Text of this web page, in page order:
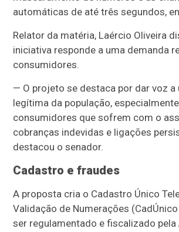
automáticas de até três segundos,
Relator da matéria, Laércio Oliveira
iniciativa responde a uma demanda
consumidores.
— O projeto se destaca por dar voz a
legítima da população,
consumidores que sofrem com o
cobranças indevidas e ligações
destacou o senador.
Cadastro e fraudes
A proposta cria o Cadastro Único
Validação de Numerações
ser regulamentado e fiscalizado pela